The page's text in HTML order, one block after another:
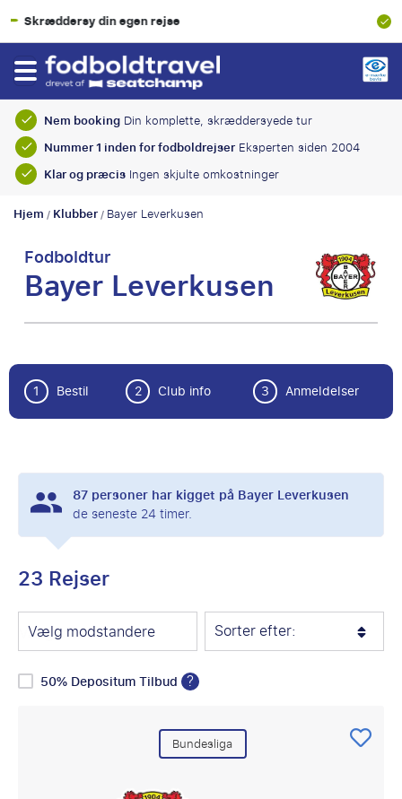
100% Økonomisk beskyttelse
Nem bookingDin komplette, skræddersyede tur
Nummer 1 inden for fodboldrejserEksperten siden 2004
Klar og præcisIngen skjulte omkostninger
Hjem/Klubber/Bayer Leverkusen
Fodboldtur
Bayer Leverkusen
1 Bestil 2 Club info 3 Anmeldelser
87personer har kigget på Bayer Leverkusen
de seneste 24 timer.
23 Rejser
Vælg modstandere Sorter efter:
50% Depositum Tilbud ?
Bundesliga